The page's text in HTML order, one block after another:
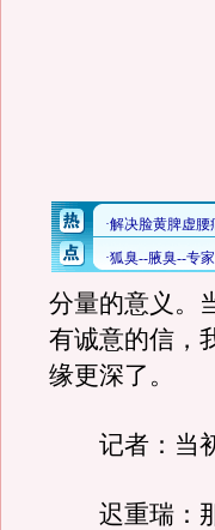
分量的意义。
有诚意的信，
缘更深了。
记者：当初
迟重瑞：那